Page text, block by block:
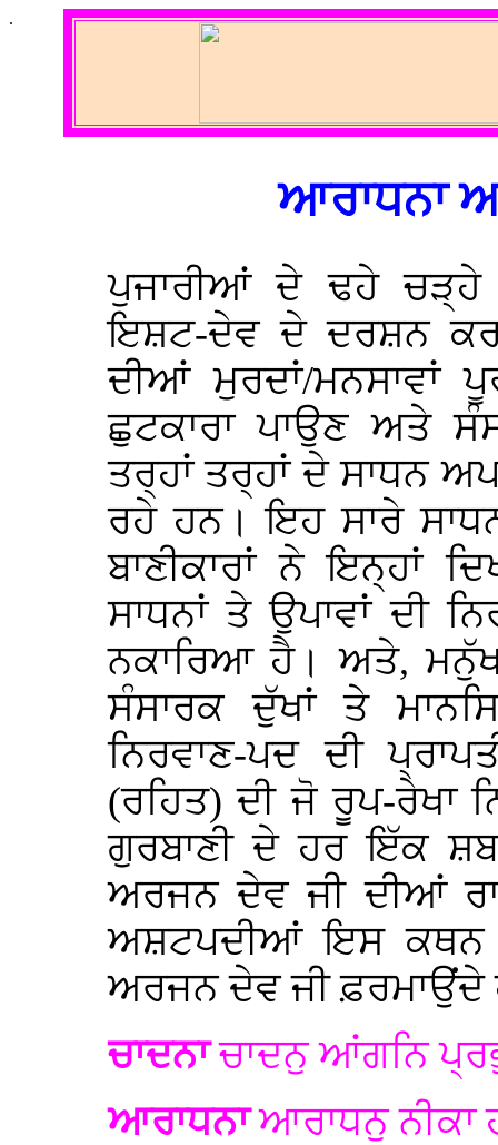
.
ਆਰਾਧਨਾ
ਪੁਜਾਰੀਆਂ ਦੇ ਢਹੇ
ਇਸ਼ਟ-ਦੇਵ ਦੇ ਦਰਸ਼ਨ
ਦੀਆਂ ਮੁਰਦਾਂ/ਮਨਸਾਵਾਂ
ਛੁਟਕਾਰਾ ਪਾਉਣ ਅਤੇ
ਤਰ੍ਹਾਂ ਤਰ੍ਹਾਂ ਦੇ ਸਾਧਨ
ਰਹੇ ਹਨ। ਇਹ ਸਾਰੇ
ਬਾਣੀਕਾਰਾਂ ਨੇ ਇਨ੍ਹਾਂ
ਸਾਧਨਾਂ ਤੇ ਉਪਾਵਾਂ ਦੀ
ਨਕਾਰਿਆ ਹੈ। ਅਤੇ,
ਸੰਸਾਰਕ ਦੁੱਖਾਂ ਤੇ
ਨਿਰਵਾਣ-ਪਦ ਦੀ
(ਰਹਿਤ) ਦੀ ਜੋ ਰੂਪ-ਰੇਖਾ
ਗੁਰਬਾਣੀ ਦੇ ਹਰ ਇੱਕ
ਅਰਜਨ ਦੇਵ ਜੀ ਦੀਆਂ
ਅਸ਼ਟਪਦੀਆਂ ਇਸ ਕਥਨ
ਅਰਜਨ ਦੇਵ ਜੀ ਫ਼ਰਮਾਉਂਦੇ
ਚਾਦਨਾਚਾਦਨੁ ਆਂਗਨਿ
ਆਰਾਧਨਾਆਰਾਧਨੁ ਨੀਕਾ